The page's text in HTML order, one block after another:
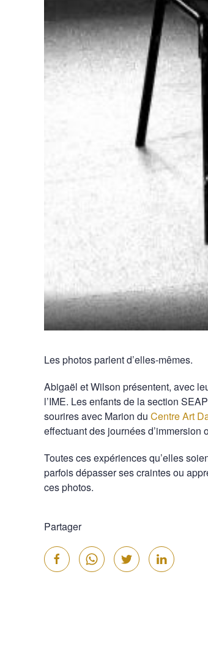
Les photos parlent d’elles-mêmes.
Abigaël et Wilson présentent, avec
l’IME. Les enfants de la section
sourires avec Marion du Centre Art
effectuant des journées d’immersion
Toutes ces expériences qu’elles
parfois dépasser ses craintes ou
ces photos.
Partager